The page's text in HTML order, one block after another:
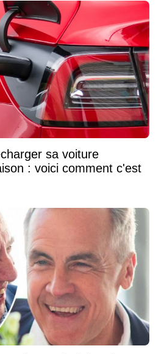
sa voiture
: voici comment c'est